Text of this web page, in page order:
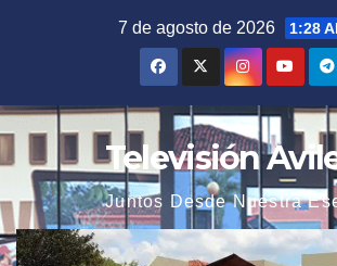
7 de agosto de 2026 1:28
Televisión
Juntos Desde Nuestra